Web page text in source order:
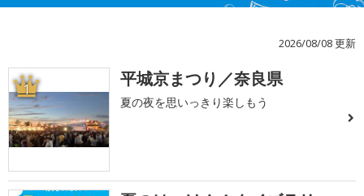
2026/08/08 更新
1 平城京まつり／奈良県
夏の夜を思いっきり楽しもう